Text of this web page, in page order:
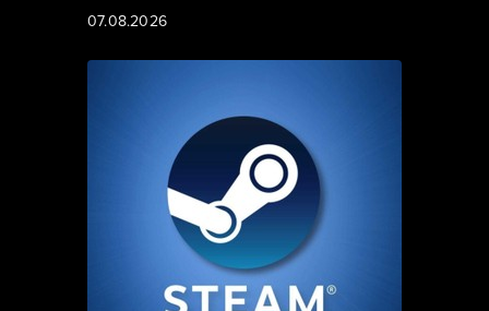
07.08.2026